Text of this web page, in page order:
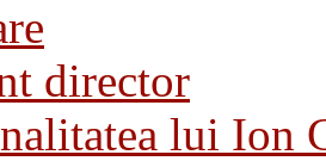
director
lui Ion